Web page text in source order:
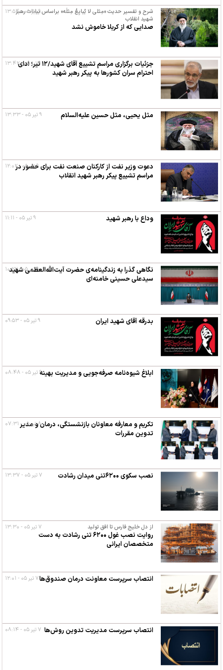
شرح و تفسیر حدیث «مِثلی لا یُبایِعُ مِثلَه» براساس بیانات رهبر
شهید انقلاب
صدایی که از کربلا خاموش نشد
۹ تیر ۰۵ - ۱۳:۵۴
جزئیات برگزاری مراسم تشییع آقای شهید/۱۲ تیر؛ ادای
احترام سران کشورها به پیکر رهبر شهید
۹ تیر ۰۵ - ۱۳:۴۲
مثل یحیی، مثل حسین علیه‌السلام ۹ تیر ۰۵ - ۱۳:۳۳
دعوت وزیر نفت از کارکنان صنعت نفت برای حضور در
مراسم تشییع پیکر رهبر شهید انقلاب
۹ تیر ۰۵ - ۱۲:۰۲
وداع با رهبر شهید ۹ تیر ۰۵ - ۱۱:۱۱
نگاهی گذرا به زندگینامه‌ی حضرت آیت‌الله‌العظمی شهید
سیدعلی حسینی خامنه‌ای
۹ تیر ۰۵ - ۱۰:۲۲
بدرقه آقای شهید ایران ۹ تیر ۰۵ - ۰۹:۵۳
ابلاغ شیوه‌نامه صرفه‌جویی و مدیریت بهینه
۹ تیر ۰۵ - ۰۸:۴۸
تکریم و معارفه معاونان بازنشستگی، درمان و مدیر
تدوین مقررات
۸ تیر ۰۵ - ۰۷:۳۱
نصب سکوی ۶۲۰۰تنی میدان رشادت ۷ تیر ۰۵ - ۱۳:۳۷
از دل خلیج فارس تا افق تولید
روایت نصب غول ۶۲۰۰ تنی رشادت به دست
متخصصان ایرانی
۷ تیر ۰۵ - ۱۳:۳۰
انتصاب سرپرست معاونت درمان صندوق‌ها۷ تیر ۰۵ - ۱۲:۰۱
انتصاب سرپرست مدیریت تدوین روش‌ها ۷ تیر ۰۵ - ۰۸:۱۴